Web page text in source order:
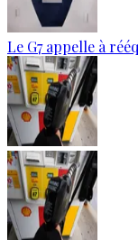
Le G7 appelle à